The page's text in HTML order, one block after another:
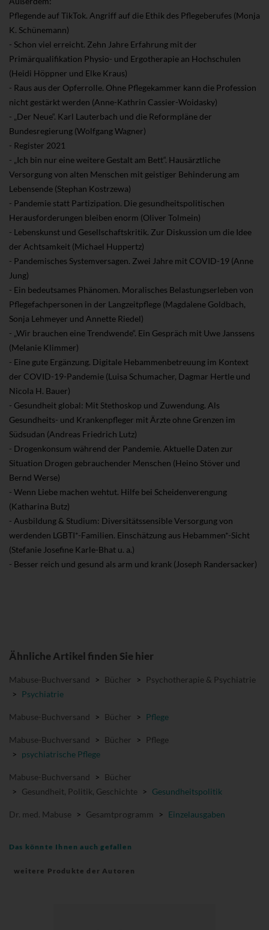
Pflegende auf TikTok. Angriff auf die Ethik des Pflegeberufes (Monja
K. Schünemann)
- Schon viel erreicht. Zehn Jahre Erfahrung mit der
Primärqualifikation Physio- und Ergotherapie an Hochschulen
(Heidi Höppner und Elke Kraus)
- Raus aus der Opferrolle. Ohne Pflegekammer kann die Profession
nicht gestärkt werden (Anne-Kathrin Cassier-Woidasky)
- „Der Neue“. Karl Lauterbach und die Reformpläne der
Bundesregierung (Wolfgang Wagner)
- Register 2021
- „Ich bin nur eine weitere Gestalt am Bett“. Hausärztliche
Versorgung von alten Menschen mit geistiger Behinderung am
Lebensende (Stephan Kostrzewa)
- Pandemie statt Partizipation. Die gesundheitspolitischen
Herausforderungen bleiben enorm (Oliver Tolmein)
- Lebenskunst und Gesellschaftskritik. Zur Diskussion um die Idee
der Achtsamkeit (Michael Huppertz)
- Pandemisches Systemversagen. Zwei Jahre mit COVID-19 (Anne
Jung)
- Ein bedeutsames Phänomen. Moralisches Belastungserleben von
Pflegefachpersonen in der Langzeitpflege (Magdalene Goldbach,
Sonja Lehmeyer und Annette Riedel)
- „Wir brauchen eine Trendwende“. Ein Gespräch mit Uwe Janssens
(Melanie Klimmer)
- Eine gute Ergänzung. Digitale Hebammenbetreuung im Kontext
der COVID-19-Pandemie (Luisa Schumacher, Dagmar Hertle und
Nicola H. Bauer)
- Gesundheit global: Mit Stethoskop und Zuwendung. Als
Gesundheits- und Krankenpfleger mit Ärzte ohne Grenzen im
Südsudan (Andreas Friedrich Lutz)
- Drogenkonsum während der Pandemie. Aktuelle Daten zur
Situation Drogen gebrauchender Menschen (Heino Stöver und
Bernd Werse)
- Wenn Liebe machen wehtut. Hilfe bei Scheidenverengung
(Katharina Butz)
- Ausbildung & Studium: Diversitätssensible Versorgung von
werdenden LGBTI*-Familien. Einschätzung aus Hebammen*-Sicht
(Stefanie Josefine Karle-Bhat u. a.)
- Besser reich und gesund als arm und krank (Joseph Randersacker)
Ähnliche Artikel finden Sie hier
Mabuse-Buchversand > Bücher >
Psychotherapie & Psychiatrie
> Psychiatrie
Mabuse-Buchversand > Bücher > Pflege
Mabuse-Buchversand > Bücher >
Pflege
> psychiatrische Pflege
Mabuse-Buchversand > Bücher
> Gesundheit, Politik, Geschichte > Gesundheitspolitik
Dr. med. Mabuse > Gesamtprogramm > Einzelausgaben
Das könnte Ihnen auch gefallen
weitere Produkte der Autoren